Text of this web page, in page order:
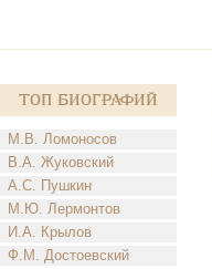
Топ Биографий
М.В. Ломоносов
В.А. Жуковский
А.С. Пушкин
М.Ю. Лермонтов
И.А. Крылов
Ф.М. Достоевский